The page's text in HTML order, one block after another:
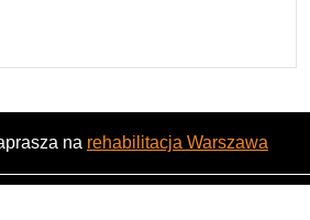
na rehabilitacja Warszawa